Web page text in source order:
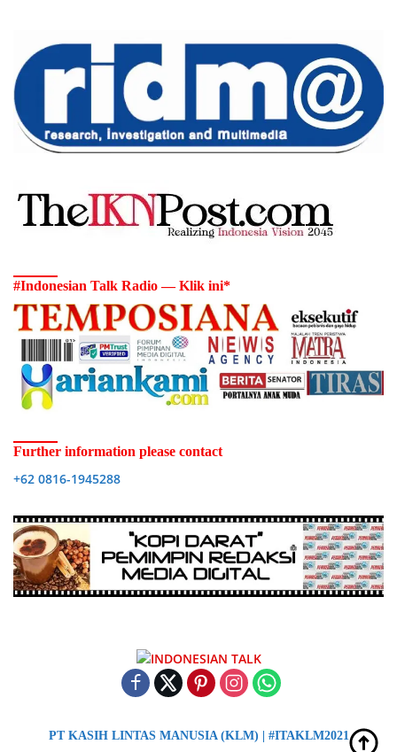
#Indonesian Talk Radio — Klik ini*
Further information please contact
+62 0816-1945288
PT KASIH LINTAS MANUSIA (KLM) | #ITAKLM2021